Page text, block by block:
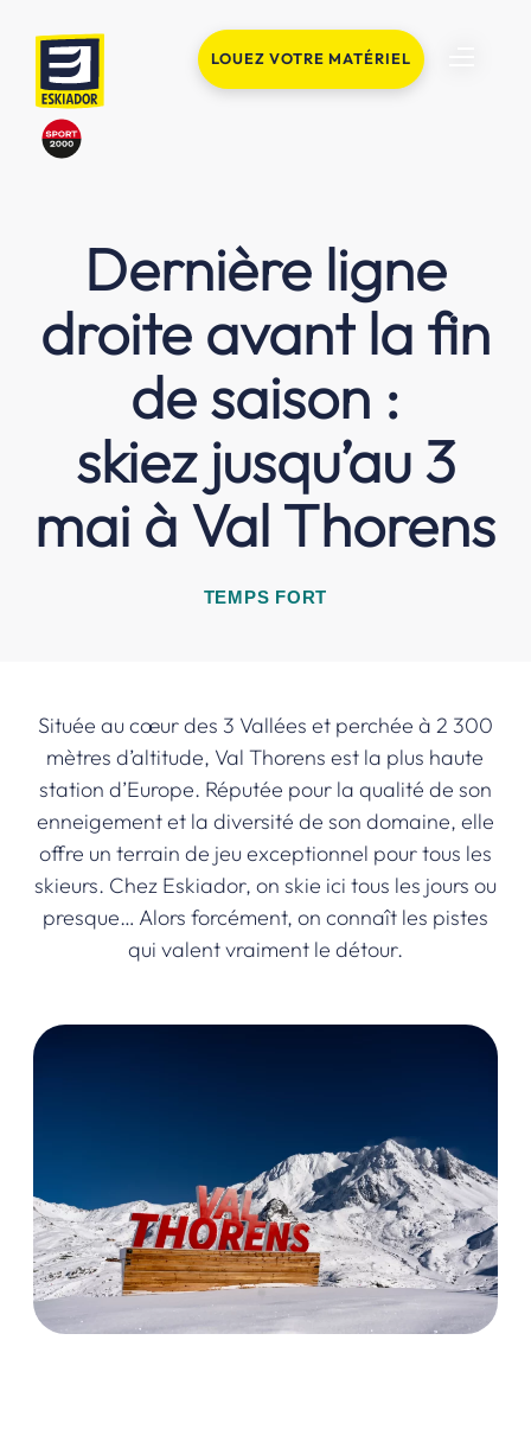
LOUEZ VOTRE MATÉRIEL
Dernière ligne
droite avant la fin
de saison :
skiez jusqu’au 3
mai à Val Thorens
TEMPS FORT
Située au cœur des 3 Vallées et perchée à 2 300
mètres d’altitude, Val Thorens est la plus haute
station d’Europe. Réputée pour la qualité de son
enneigement et la diversité de son domaine, elle
offre un terrain de jeu exceptionnel pour tous les
skieurs. Chez Eskiador, on skie ici tous les jours ou
presque… Alors forcément, on connaît les pistes
qui valent vraiment le détour.